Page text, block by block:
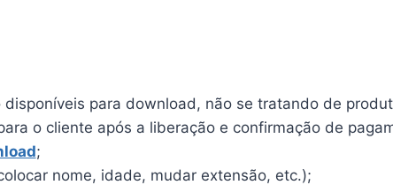
para download, não se tratando de
o cliente após a liberação e confirmação de
;
nome, idade, mudar extensão, etc.);